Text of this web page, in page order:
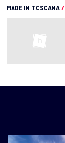
MADE IN TOSCANA/